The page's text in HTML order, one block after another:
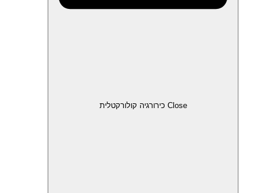
Close כירורגיה קולורקטלית